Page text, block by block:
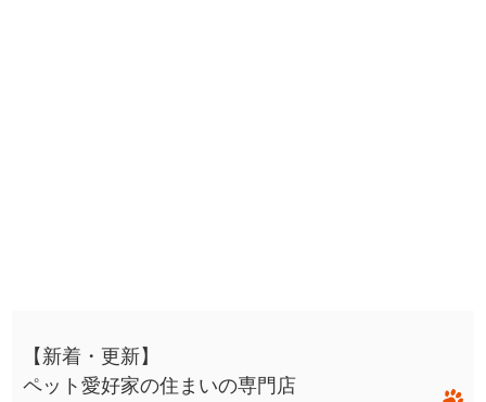
【新着・更新】
ペット愛好家の住まいの専門店